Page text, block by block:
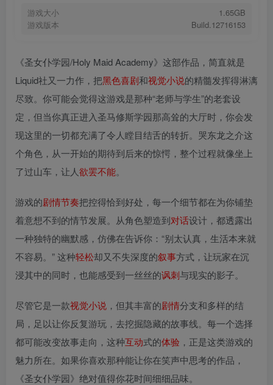
游戏大小
1.65GB
游戏版本
Build.12716153
《圣女仆学园/Holy Maid Academy》这部作品，简直就是
Liquid社又一力作，把黑色喜剧和视觉小说的精髓发挥得淋漓
尽致。你可能会觉得这游戏是那种“老师与学生”的老套设
定，但当你真正进入圣马修斯学园那高耸的大厅时，你会发
现这里的一切都充满了令人瞠目结舌的转折。哭东龙之介这
个角色，从一开始的期待到后来的惊愕，整个过程就像坐上
了过山车，让人欲罢不能。
游戏的剧情节奏把控得恰到好处，每一个细节都在为你铺垫
着意想不到的情节发展。从角色塑造到对话设计，都透露出
一种独特的幽默感，仿佛在告诉你：“别太认真，生活本来就
不容易。” 这种轻松却又不失深度的叙事方式，让玩家在沉
浸其中的同时，也能感受到一丝丝的讽刺与现实的影子。
尽管它是一款视觉小说 ，但其丰富的剧情分支和多样的结
局，足以让你反复游玩，去挖掘隐藏的故事线。每一个选择
都可能改变故事走向，这种互动式的体验 ，正是这类游戏的
魅力所在。如果你喜欢那种能让你在笑声中思考的作品，
《圣女仆学园》绝对值得你花时间细细品味。